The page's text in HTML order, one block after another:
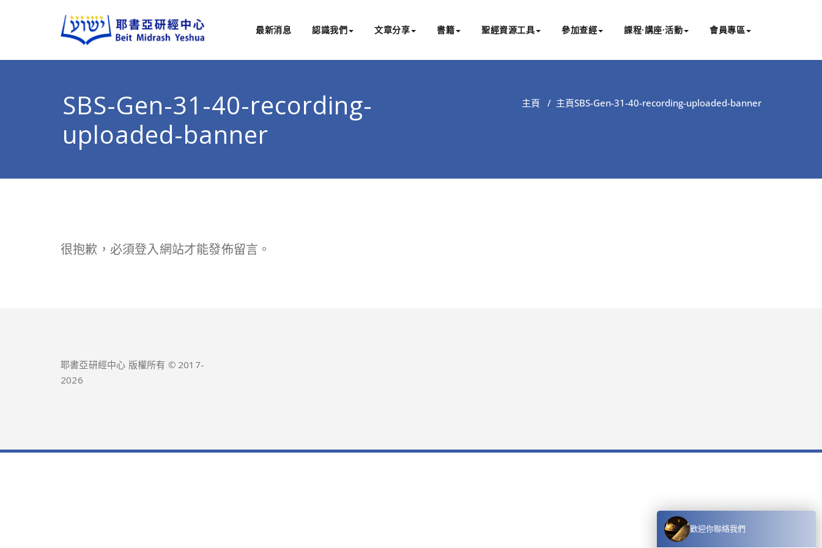
最新消息 認識我們 文章分享 書籍 聖經資源工具 參加查經 課程∙講座∙活動 會員專區
SBS-Gen-31-40-recording-
uploaded-banner
主頁 / 主頁SBS-Gen-31-40-recording-uploaded-banner
很抱歉，必須登入網站才能發佈留言。
耶書亞研經中心 版權所有 © 2017-
2026
歡迎你聯絡我們